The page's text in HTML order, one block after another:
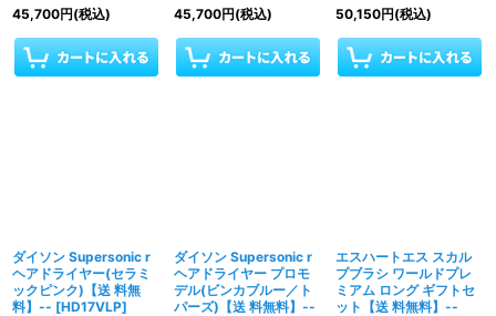
45,700円(税込) 45,700円(税込) 50,150円(税込)
ダイソン Supersonic r
ヘアドライヤー(セラミ
ックピンク)【送 料無
料】-- [HD17VLP]
ダイソン Supersonic r
ヘアドライヤー プロモ
デル(ビンカブルー／ト
パーズ)【送 料無料】--
エスハートエス スカル
プブラシ ワールドプレ
ミアム ロング ギフトセ
ット【送 料無料】--